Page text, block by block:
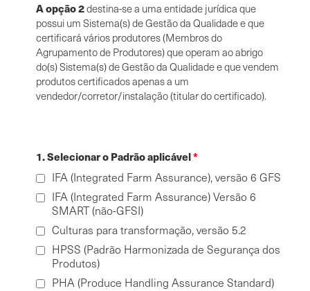
A opção 2destina-se a uma entidade jurídica que
possui um Sistema(s) de Gestão da Qualidade e que
certificará vários produtores (Membros do
Agrupamento de Produtores) que operam ao abrigo
do(s) Sistema(s) de Gestão da Qualidade e que vendem
produtos certificados apenas a um
vendedor/corretor/instalação (titular do certificado).
1. Selecionar o Padrão aplicável
IFA (Integrated Farm Assurance), versão 6 GFS
IFA (Integrated Farm Assurance) Versão 6
SMART (não-GFSI)
Culturas para transformação, versão 5.2
HPSS (Padrão Harmonizada de Segurança dos
Produtos)
PHA (Produce Handling Assurance Standard)